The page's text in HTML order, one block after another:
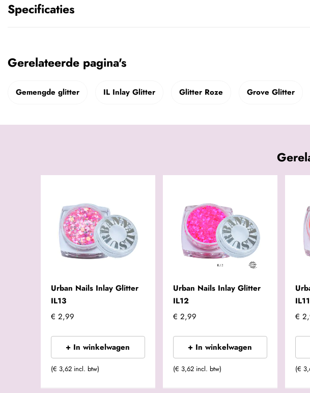
Specificaties
Gerelateerde pagina's
Gemengde glitter IL Inlay Glitter Glitter Roze Grove Glitter
Urban Nails Inlay Glitter
IL13
€ 2,99
+ In winkelwagen
(€ 3,62 incl. btw)
Urban Nails Inlay Glitter
IL12
€ 2,99
+ In winkelwagen
(€ 3,62 incl. btw)
IL11
€
(€